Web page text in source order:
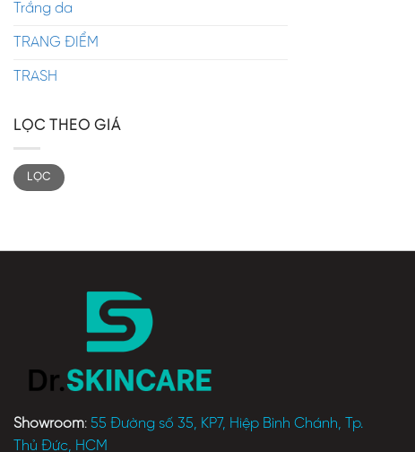
Trắng da
TRANG ĐIỂM
TRASH
LỌC THEO GIÁ
LỌC
Showroom: 55 Đường số 35, KP7, Hiệp Bình Chánh, Tp.
Thủ Đức, HCM